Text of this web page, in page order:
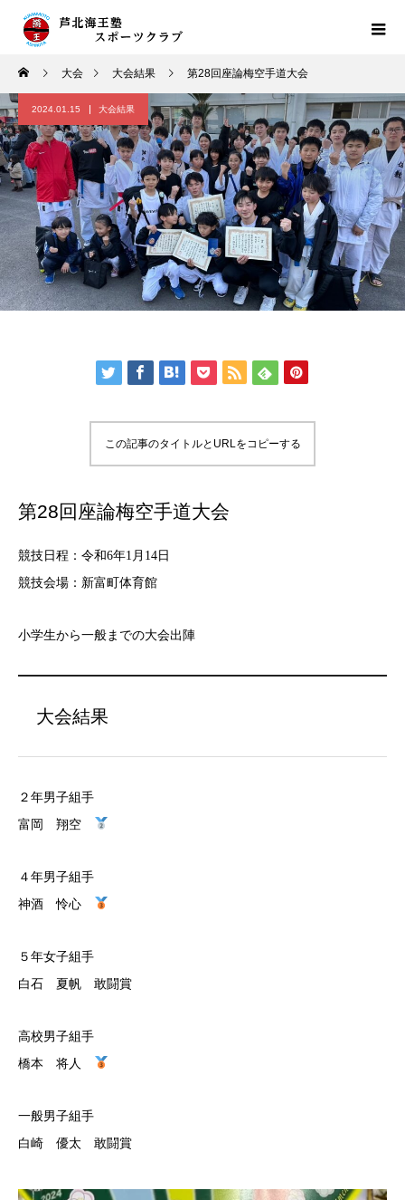
大会 大会結果 第28回座論梅空手道大会
2024.01.15 大会結果
この記事のタイトルとURLをコピーする
第28回座論梅空手道大会
競技日程：令和6年1月14日
競技会場：新富町体育館
小学生から一般までの大会出陣
大会結果
２年男子組手
富岡 翔空
４年男子組手
神酒 怜心
５年女子組手
白石 夏帆 敢闘賞
高校男子組手
橋本 将人
一般男子組手
白崎 優太 敢闘賞